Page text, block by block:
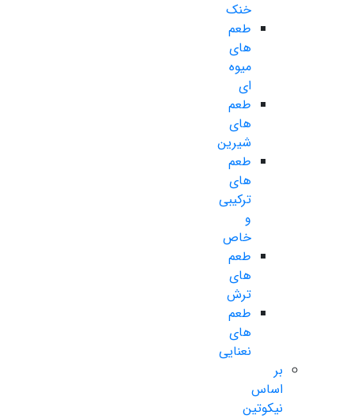
خنک
طعم
های
میوه
ای
طعم
های
شیرین
طعم
های
ترکیبی
و
خاص
طعم
های
ترش
طعم
های
نعنایی
بر
اساس
نیکوتین